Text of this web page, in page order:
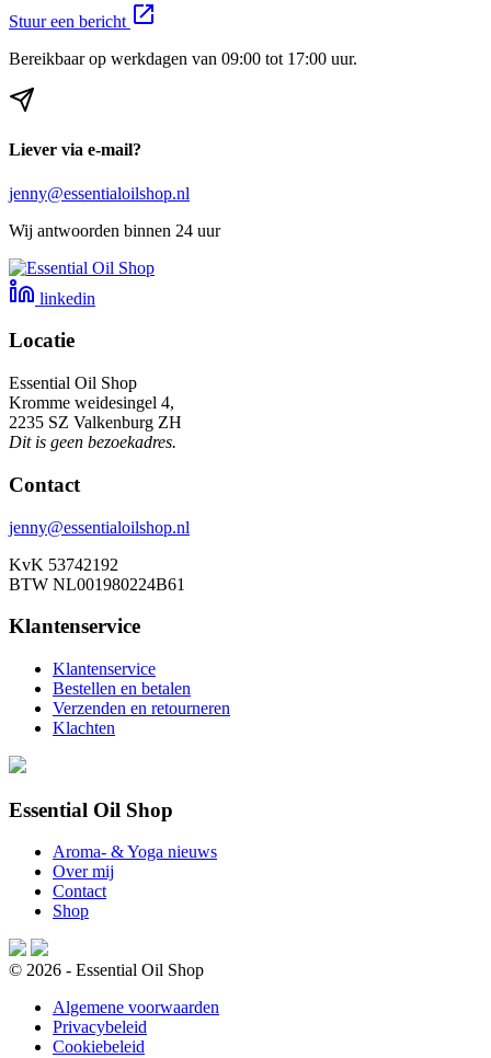
Stuur een bericht
Bereikbaar op werkdagen van 09:00 tot 17:00 uur.
Liever via e-mail?
jenny@essentialoilshop.nl
Wij antwoorden binnen 24 uur
linkedin
Locatie
Essential Oil Shop
Kromme weidesingel 4,
2235 SZ Valkenburg ZH
Dit is geen bezoekadres.
Contact
jenny@essentialoilshop.nl
KvK 53742192
BTW NL001980224B61
Klantenservice
Klantenservice
Bestellen en betalen
Verzenden en retourneren
Klachten
Essential Oil Shop
Aroma- & Yoga nieuws
Over mij
Contact
Shop
© 2026 - Essential Oil Shop
Algemene voorwaarden
Privacybeleid
Cookiebeleid